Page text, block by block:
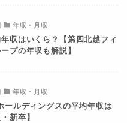
年収・月収
収はいくら？【第四北越フィ
プの年収も解説】
年収・月収
ールディングスの平均年収は
新卒】